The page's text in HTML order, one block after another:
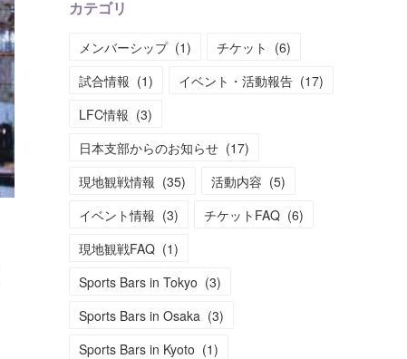
カテゴリ
メンバーシップ (1) チケット (6)
試合情報 (1) イベント・活動報告 (17)
LFC情報 (3)
日本支部からのお知らせ (17)
現地観戦情報 (35) 活動内容 (5)
イベント情報 (3) チケットFAQ (6)
現地観戦FAQ (1)
Sports Bars in Tokyo (3)
Sports Bars in Osaka (3)
Sports Bars in Kyoto (1)